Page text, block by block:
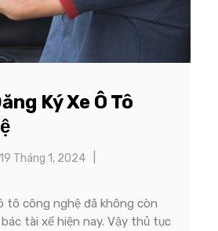
Ký Xe Ô Tô
19 Tháng 1, 2024
tô công nghệ đã không còn
tài xế hiện nay. Vậy thủ tục